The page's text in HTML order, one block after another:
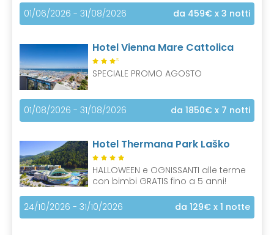
01/06/2026 - 31/08/2026
da 459€ x 3 notti
Hotel Vienna Mare Cattolica
S
SPECIALE PROMO AGOSTO
01/08/2026 - 31/08/2026 da 1850€ x 7 notti
Hotel Thermana Park Laško
HALLOWEEN e OGNISSANTI alle terme
con bimbi GRATIS fino a 5 anni!
24/10/2026 - 31/10/2026 da 129€ x 1 notte